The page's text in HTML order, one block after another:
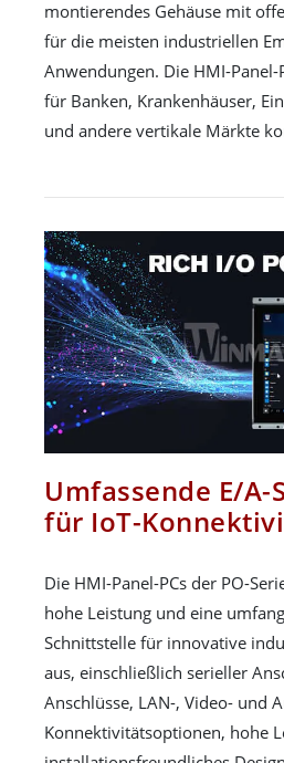
montierendes Gehäuse mit
für die meisten industriellen
Anwendungen. Die HMI-Panel-
für Banken, Krankenhäuser,
und andere vertikale Märkte
Umfassende E/
für IoT-
Die HMI-Panel-PCs der PO-
hohe Leistung und eine
Schnittstelle für innovative
aus, einschließlich serieller
Anschlüsse, LAN-, Video- und
Konnektivitätsoptionen, hohe